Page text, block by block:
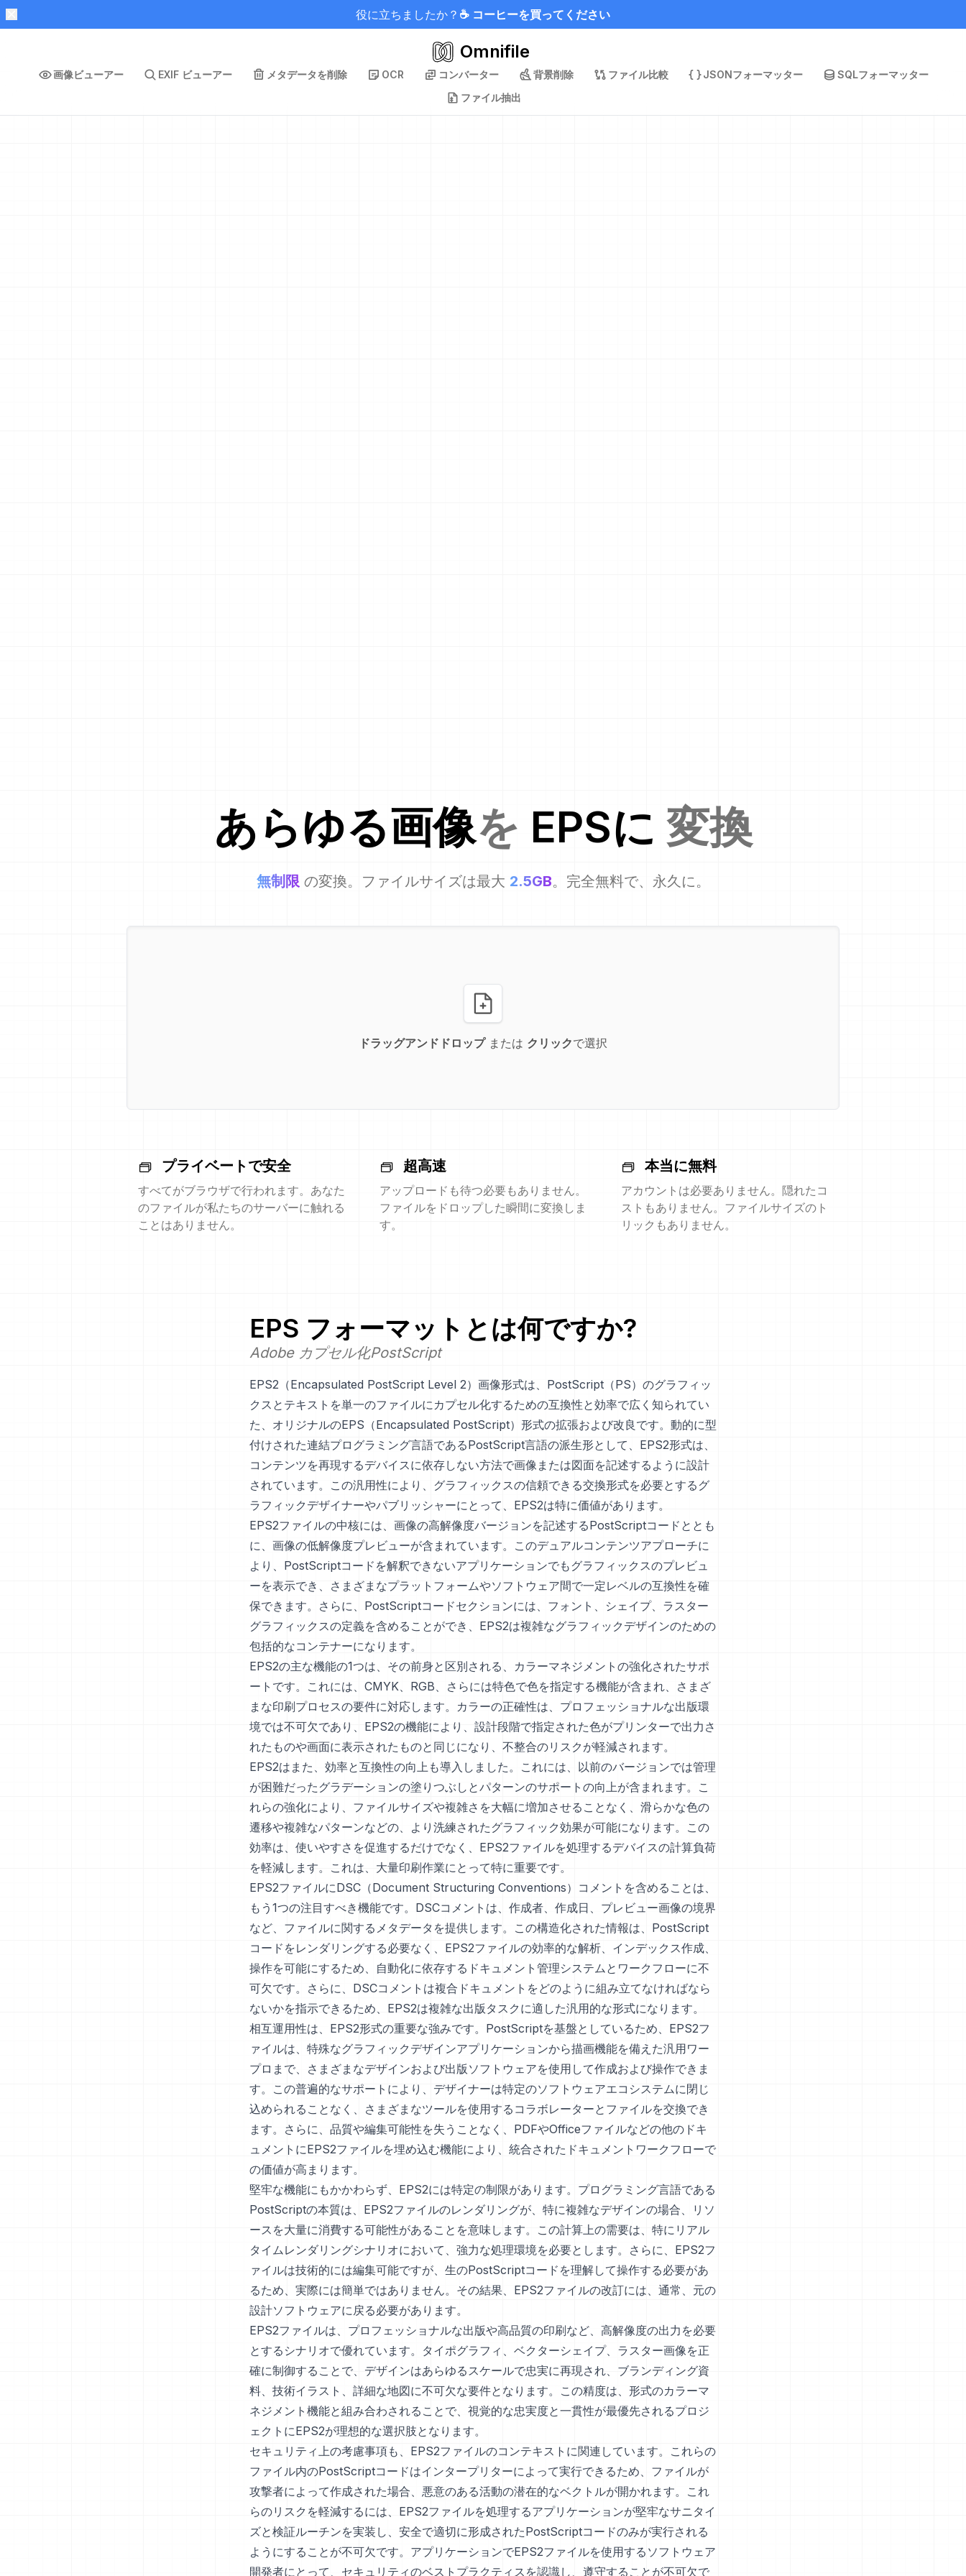
役に立ちましたか？ ☕ コーヒーを買ってください
Omnifile
画像ビューアー EXIF ビューアー メタデータを削除 OCR コンバーター 背景削除 ファイル比較 JSONフォーマッター
SQLフォーマッター
ファイル抽出
あらゆる画像を EPSに 変換
無制限 の変換。ファイルサイズは最大 2.5GB。完全無料で、永久に。
ドラッグアンドドロップ または クリックで選択
プライベートで安全
すべてがブラウザで行われます。あなた
のファイルが私たちのサーバーに触れる
ことはありません。
超高速
アップロードも待つ必要もありません。
ファイルをドロップした瞬間に変換しま
す。
本当に無料
アカウントは必要ありません。隠れたコ
ストもありません。ファイルサイズのト
リックもありません。
EPS フォーマットとは何ですか?
Adobe カプセル化PostScript
EPS2（Encapsulated PostScript Level 2）画像形式は、PostScript（PS）のグラフィッ
クスとテキストを単一のファイルにカプセル化するための互換性と効率で広く知られてい
た、オリジナルのEPS（Encapsulated PostScript）形式の拡張および改良です。動的に型
付けされた連結プログラミング言語であるPostScript言語の派生形として、EPS2形式は、
コンテンツを再現するデバイスに依存しない方法で画像または図面を記述するように設計
されています。この汎用性により、グラフィックスの信頼できる交換形式を必要とするグ
ラフィックデザイナーやパブリッシャーにとって、EPS2は特に価値があります。
EPS2ファイルの中核には、画像の高解像度バージョンを記述するPostScriptコードととも
に、画像の低解像度プレビューが含まれています。このデュアルコンテンツアプローチに
より、PostScriptコードを解釈できないアプリケーションでもグラフィックスのプレビュ
ーを表示でき、さまざまなプラットフォームやソフトウェア間で一定レベルの互換性を確
保できます。さらに、PostScriptコードセクションには、フォント、シェイプ、ラスター
グラフィックスの定義を含めることができ、EPS2は複雑なグラフィックデザインのための
包括的なコンテナーになります。
EPS2の主な機能の1つは、その前身と区別される、カラーマネジメントの強化されたサポ
ートです。これには、CMYK、RGB、さらには特色で色を指定する機能が含まれ、さまざ
まな印刷プロセスの要件に対応します。カラーの正確性は、プロフェッショナルな出版環
境では不可欠であり、EPS2の機能により、設計段階で指定された色がプリンターで出力さ
れたものや画面に表示されたものと同じになり、不整合のリスクが軽減されます。
EPS2はまた、効率と互換性の向上も導入しました。これには、以前のバージョンでは管理
が困難だったグラデーションの塗りつぶしとパターンのサポートの向上が含まれます。こ
れらの強化により、ファイルサイズや複雑さを大幅に増加させることなく、滑らかな色の
遷移や複雑なパターンなどの、より洗練されたグラフィック効果が可能になります。この
効率は、使いやすさを促進するだけでなく、EPS2ファイルを処理するデバイスの計算負荷
を軽減します。これは、大量印刷作業にとって特に重要です。
EPS2ファイルにDSC（Document Structuring Conventions）コメントを含めることは、
もう1つの注目すべき機能です。DSCコメントは、作成者、作成日、プレビュー画像の境界
など、ファイルに関するメタデータを提供します。この構造化された情報は、PostScript
コードをレンダリングする必要なく、EPS2ファイルの効率的な解析、インデックス作成、
操作を可能にするため、自動化に依存するドキュメント管理システムとワークフローに不
可欠です。さらに、DSCコメントは複合ドキュメントをどのように組み立てなければなら
ないかを指示できるため、EPS2は複雑な出版タスクに適した汎用的な形式になります。
相互運用性は、EPS2形式の重要な強みです。PostScriptを基盤としているため、EPS2フ
ァイルは、特殊なグラフィックデザインアプリケーションから描画機能を備えた汎用ワー
プロまで、さまざまなデザインおよび出版ソフトウェアを使用して作成および操作できま
す。この普遍的なサポートにより、デザイナーは特定のソフトウェアエコシステムに閉じ
込められることなく、さまざまなツールを使用するコラボレーターとファイルを交換でき
ます。さらに、品質や編集可能性を失うことなく、PDFやOfficeファイルなどの他のドキ
ュメントにEPS2ファイルを埋め込む機能により、統合されたドキュメントワークフローで
の価値が高まります。
堅牢な機能にもかかわらず、EPS2には特定の制限があります。プログラミング言語である
PostScriptの本質は、EPS2ファイルのレンダリングが、特に複雑なデザインの場合、リソ
ースを大量に消費する可能性があることを意味します。この計算上の需要は、特にリアル
タイムレンダリングシナリオにおいて、強力な処理環境を必要とします。さらに、EPS2フ
ァイルは技術的には編集可能ですが、生のPostScriptコードを理解して操作する必要があ
るため、実際には簡単ではありません。その結果、EPS2ファイルの改訂には、通常、元の
設計ソフトウェアに戻る必要があります。
EPS2ファイルは、プロフェッショナルな出版や高品質の印刷など、高解像度の出力を必要
とするシナリオで優れています。タイポグラフィ、ベクターシェイプ、ラスター画像を正
確に制御することで、デザインはあらゆるスケールで忠実に再現され、ブランディング資
料、技術イラスト、詳細な地図に不可欠な要件となります。この精度は、形式のカラーマ
ネジメント機能と組み合わされることで、視覚的な忠実度と一貫性が最優先されるプロジ
ェクトにEPS2が理想的な選択肢となります。
セキュリティ上の考慮事項も、EPS2ファイルのコンテキストに関連しています。これらの
ファイル内のPostScriptコードはインタープリターによって実行できるため、ファイルが
攻撃者によって作成された場合、悪意のある活動の潜在的なベクトルが開かれます。これ
らのリスクを軽減するには、EPS2ファイルを処理するアプリケーションが堅牢なサニタイ
ズと検証ルーチンを実装し、安全で適切に形成されたPostScriptコードのみが実行される
ようにすることが不可欠です。アプリケーションでEPS2ファイルを使用するソフトウェア
開発者にとって、セキュリティのベストプラクティスを認識し、遵守することが不可欠で